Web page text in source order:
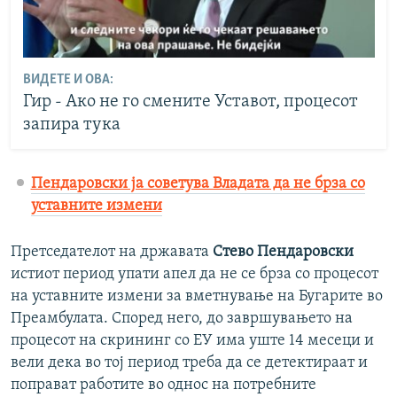
ВИДЕТЕ И ОВА:
Гир - Ако не го смените Уставот, процесот
запира тука
Пендаровски ја советува Владата да не брза со
уставните измени
Претседателот на државата Стево Пендаровски
истиот период упати апел да не се брза со процесот
на уставните измени за вметнување на Бугарите во
Преамбулата. Според него, до завршувањето на
процесот на скрининг со ЕУ има уште 14 месеци и
вели дека во тој период треба да се детектираат и
поправат работите во однос на потребните